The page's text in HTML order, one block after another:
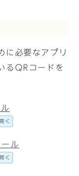
に必要なアプリ
るQRコードを
く
ル
く